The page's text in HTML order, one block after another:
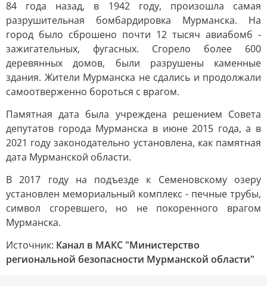
84 года назад, в 1942 году, произошла самая
разрушительная бомбардировка Мурманска. На
город было сброшено почти 12 тысяч авиабомб -
зажигательных, фугасных. Сгорело более 600
деревянных домов, были разрушены каменные
здания. Жители Мурманска не сдались и продолжали
самоотверженно бороться с врагом.
Памятная дата была учреждена решением Совета
депутатов города Мурманска в июне 2015 года, а в
2021 году законодательно установлена, как памятная
дата Мурманской области.
В 2017 году на подъезде к Семеновскому озеру
установлен мемориальный комплекс - печные трубы,
символ сгоревшего, но не покоренного врагом
Мурманска.
Источник: Канал в МАКС "Министерство
региональной безопасности Мурманской области"